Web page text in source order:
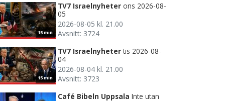
15 min
TV7 Israelnyheter ons 2026-08-
05
2026-08-05 kl. 21.00
Avsnitt: 3724
15 min
TV7 Israelnyheter tis 2026-08-
04
2026-08-04 kl. 21.00
Avsnitt: 3723
Café Bibeln Uppsala Inte utan